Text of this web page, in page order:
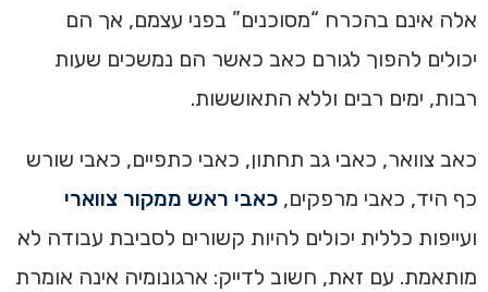
אלה אינם בהכרח “מסוכנים” בפני עצמם, אך הם
יכולים להפוך לגורם כאב כאשר הם נמשכים שעות
רבות, ימים רבים וללא התאוששות.
כאב צוואר, כאבי גב תחתון, כאבי כתפיים, כאבי שורש
כף היד, כאבי מרפקים, כאבי ראש ממקור צווארי
ועייפות כללית יכולים להיות קשורים לסביבת עבודה לא
מותאמת. עם זאת, חשוב לדייק: ארגונומיה אינה אומרת